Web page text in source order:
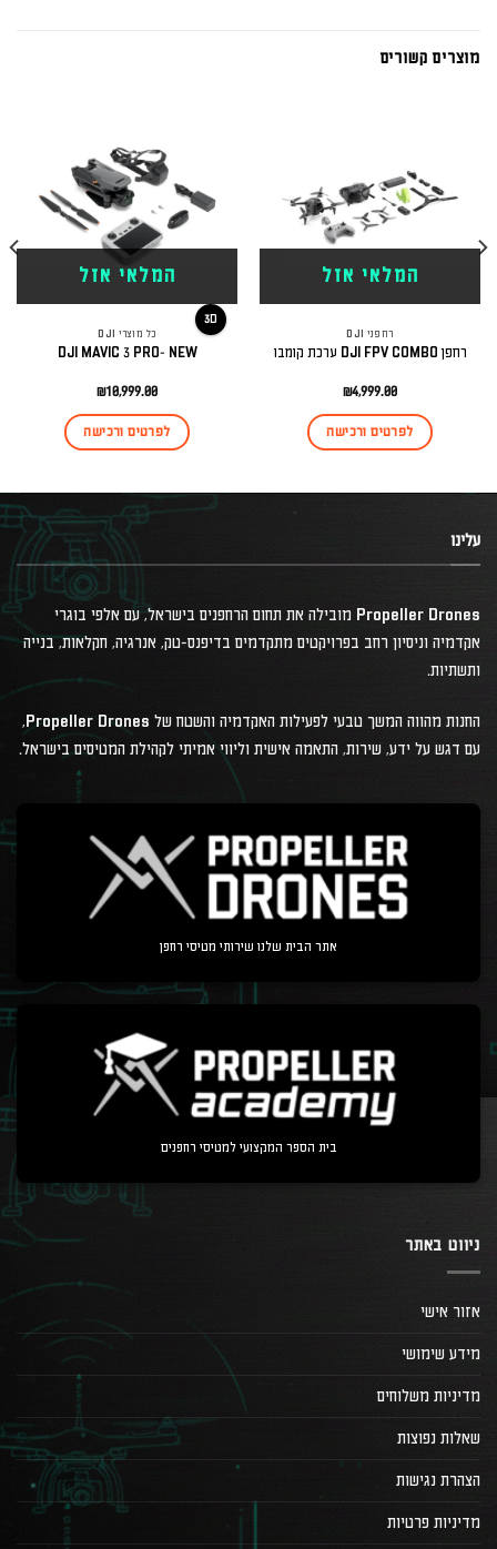
מוצרים קשורים
המלאי אזל
רחפני DJI
רחפן DJI FPV COMBO ערכת קומבו
₪4,999.00
לפרטים ורכישה
המלאי אזל
3D
כל מוצרי DJI
DJI MAVIC 3 PRO- NEW
₪10,999.00
לפרטים ורכישה
עלינו
Propeller Drones מובילה את תחום הרחפנים בישראל, עם אלפי בוגרי
אקדמיה וניסיון רחב בפרויקטים מתקדמים בדיפנס-טק, אנרגיה, חקלאות, בנייה
ותשתיות.
החנות מהווה המשך טבעי לפעילות האקדמיה והשטח של Propeller Drones,
עם דגש על ידע, שירות, התאמה אישית וליווי אמיתי לקהילת המטיסים בישראל.
אתר הבית שלנו שירותי מטיסי רחפן
בית הספר המקצועי למטיסי רחפנים
ניווט באתר
אזור אישי
מידע שימושי
מדיניות משלוחים
שאלות נפוצות
הצהרת נגישות
מדיניות פרטיות